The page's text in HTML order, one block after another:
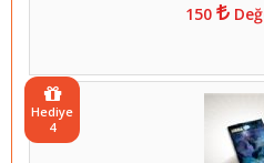
150
Hediye
4